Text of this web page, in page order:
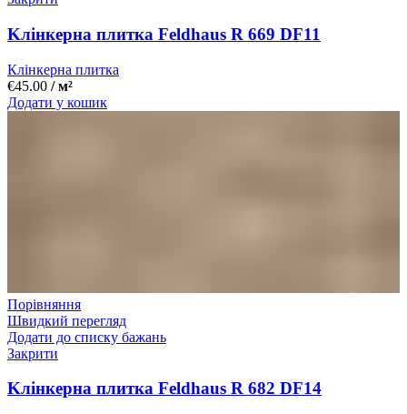
Kлінкерна плитка Feldhaus R 669 DF11
Клінкерна плитка
€45.00 / м²
Додати у кошик
Порівняння
Швидкий перегляд
Додати до списку бажань
Закрити
Kлінкерна плитка Feldhaus R 682 DF14